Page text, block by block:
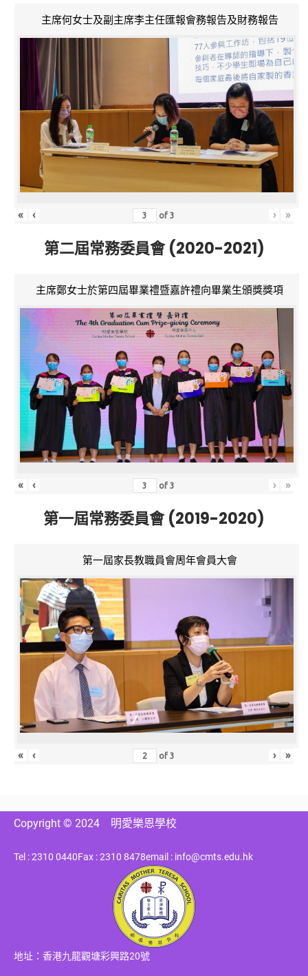
主席何女士及副主席李主任匯報會務報告及財務報告
« ‹ of3 › »
第二屆常務委員會 (2020-2021)
主席鄭女士於第四屆畢業禮暨嘉許禮向畢業生頒獎獎項
« ‹ of3 › »
第一屆常務委員會 (2019-2020)
第一屆家長教職員會周年會員大會
« ‹ of3 › »
Copyright © 2024 明愛樂恩學校
Tel : 2310 0440Fax : 2310 8478email : info@cmts.edu.hk
地址：香港九龍觀塘彩興路20號